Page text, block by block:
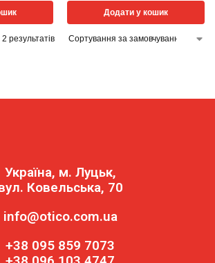
Додати у кошик
результатів
Україна, м. Луцьк,
Ковельська, 70
info@otico.com.ua
+38 095 859 7073